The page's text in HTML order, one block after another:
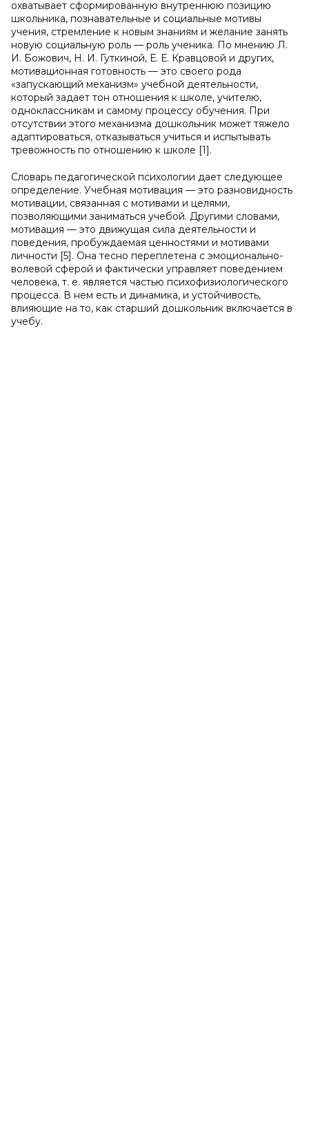
охватывает сформированную внутреннюю позицию
школьника, познавательные и социальные мотивы
учения, стремление к новым знаниям и желание занять
новую социальную роль — роль ученика. По мнению Л.
И. Божович, Н. И. Гуткиной, Е. Е. Кравцовой и других,
мотивационная готовность — это своего рода
«запускающий механизм» учебной деятельности,
который задает тон отношения к школе, учителю,
одноклассникам и самому процессу обучения. При
отсутствии этого механизма дошкольник может тяжело
адаптироваться, отказываться учиться и испытывать
тревожность по отношению к школе [1].
Словарь педагогической психологии дает следующее
определение. Учебная мотивация — это разновидность
мотивации, связанная с мотивами и целями,
позволяющими заниматься учебой. Другими словами,
мотивация — это движущая сила деятельности и
поведения, пробуждаемая ценностями и мотивами
личности [5]. Она тесно переплетена с эмоционально-
волевой сферой и фактически управляет поведением
человека, т. е. является частью психофизиологического
процесса. В нем есть и динамика, и устойчивость,
влияющие на то, как старший дошкольник включается в
учебу.